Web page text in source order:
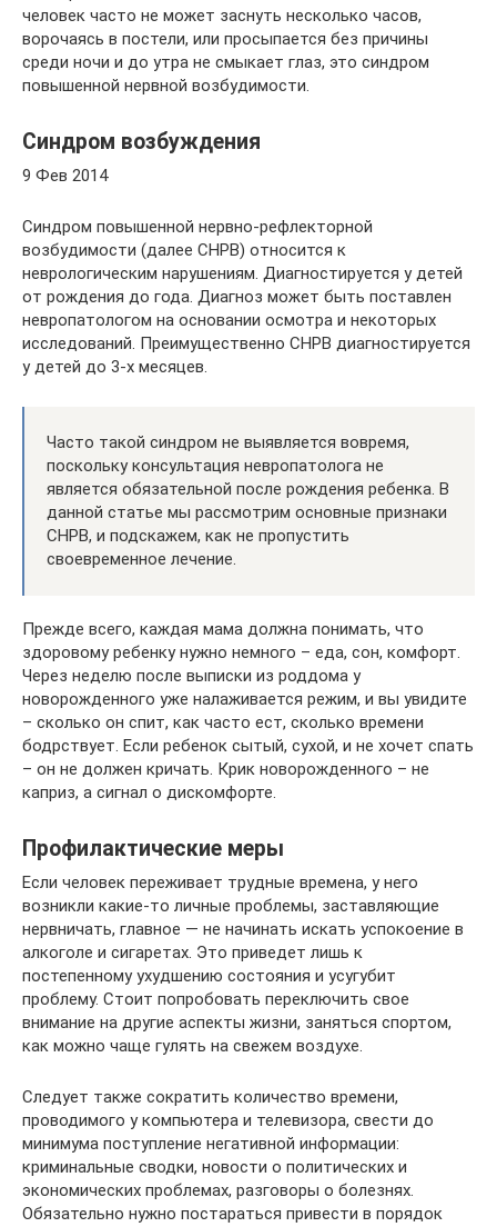
человек часто не может заснуть несколько часов,
ворочаясь в постели, или просыпается без причины
среди ночи и до утра не смыкает глаз, это синдром
повышенной нервной возбудимости.
Синдром возбуждения
9 Фев 2014
Синдром повышенной нервно-рефлекторной
возбудимости (далее СНРВ) относится к
неврологическим нарушениям. Диагностируется у детей
от рождения до года. Диагноз может быть поставлен
невропатологом на основании осмотра и некоторых
исследований. Преимущественно СНРВ диагностируется
у детей до 3-х месяцев.
Часто такой синдром не выявляется вовремя,
поскольку консультация невропатолога не
является обязательной после рождения ребенка. В
данной статье мы рассмотрим основные признаки
СНРВ, и подскажем, как не пропустить
своевременное лечение.
Прежде всего, каждая мама должна понимать, что
здоровому ребенку нужно немного – еда, сон, комфорт.
Через неделю после выписки из роддома у
новорожденного уже налаживается режим, и вы увидите
– сколько он спит, как часто ест, сколько времени
бодрствует. Если ребенок сытый, сухой, и не хочет спать
– он не должен кричать. Крик новорожденного – не
каприз, а сигнал о дискомфорте.
Профилактические меры
Если человек переживает трудные времена, у него
возникли какие-то личные проблемы, заставляющие
нервничать, главное — не начинать искать успокоение в
алкоголе и сигаретах. Это приведет лишь к
постепенному ухудшению состояния и усугубит
проблему. Стоит попробовать переключить свое
внимание на другие аспекты жизни, заняться спортом,
как можно чаще гулять на свежем воздухе.
Следует также сократить количество времени,
проводимого у компьютера и телевизора, свести до
минимума поступление негативной информации:
криминальные сводки, новости о политических и
экономических проблемах, разговоры о болезнях.
Обязательно нужно постараться привести в порядок